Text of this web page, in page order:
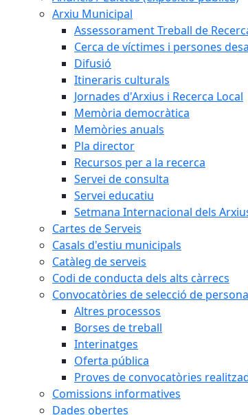
Arxiu Municipal
Assessorament Treball de
Cerca de víctimes i persones
Difusió
Itineraris culturals
Jornades d'Arxius i Recerca Local
Memòria democràtica
Memòries anuals
Pla director
Recursos per a la recerca
Servei de consulta
Servei educatiu
Setmana Internacional dels
Cartes de Serveis
Casals d'estiu municipals
Catàleg de serveis
Codi de conducta dels alts càrrecs
Convocatòries de selecció de
Altres processos
Borses de treball
Interinatges
Oferta pública
Proves de convocatòries
Comissions informatives
Dades obertes